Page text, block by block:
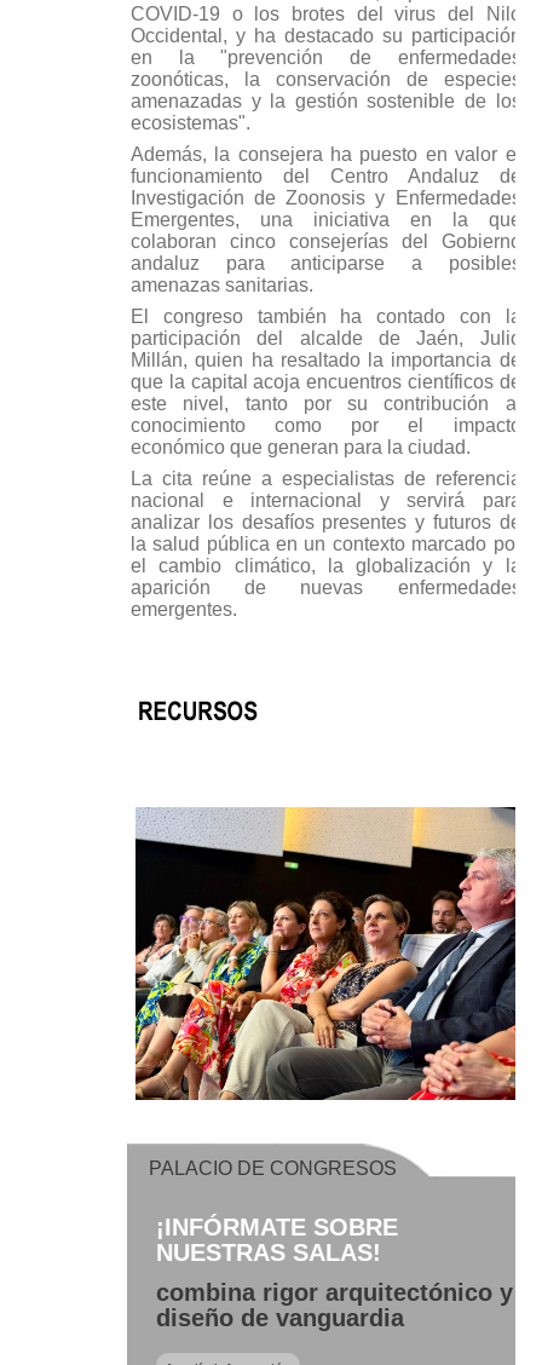
COVID-19 o los brotes del virus del Nilo
Occidental, y ha destacado su participación
en la "prevención de enfermedades
zoonóticas, la conservación de especies
amenazadas y la gestión sostenible de los
ecosistemas".
Además, la consejera ha puesto en valor el
funcionamiento del Centro Andaluz de
Investigación de Zoonosis y Enfermedades
Emergentes, una iniciativa en la que
colaboran cinco consejerías del Gobierno
andaluz para anticiparse a posibles
amenazas sanitarias.
El congreso también ha contado con la
participación del alcalde de Jaén, Julio
Millán, quien ha resaltado la importancia de
que la capital acoja encuentros científicos de
este nivel, tanto por su contribución al
conocimiento como por el impacto
económico que generan para la ciudad.
La cita reúne a especialistas de referencia
nacional e internacional y servirá para
analizar los desafíos presentes y futuros de
la salud pública en un contexto marcado por
el cambio climático, la globalización y la
aparición de nuevas enfermedades
emergentes.
PALACIO DE CONGRESOS
¡INFÓRMATE SOBRE
NUESTRAS SALAS!
combina rigor arquitectónico y
diseño de vanguardia